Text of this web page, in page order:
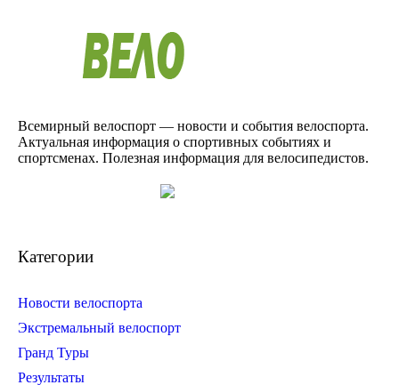
Всемирный велоспорт — новости и события велоспорта.
Актуальная информация о спортивных событиях и
спортсменах. Полезная информация для велосипедистов.
Категории
Новости велоспорта
Экстремальный велоспорт
Гранд Туры
Результаты